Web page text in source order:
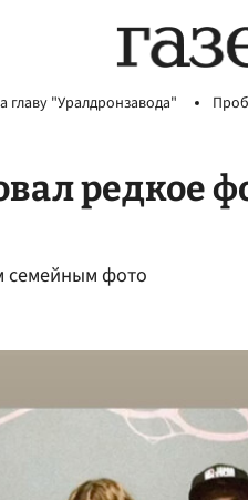
главу "Уралдронзавода"
редкое
семейным фото